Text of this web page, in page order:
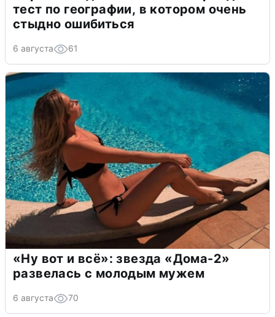
тест по географии, в котором очень
стыдно ошибиться
6 августа 61
«Ну вот и всё»: звезда «Дома-2»
развелась с молодым мужем
6 августа 70